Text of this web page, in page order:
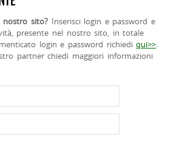
nostro sito? Inserisci login e password e
presente nel nostro sito, in totale
login e password richiediqui>>.
partner chiedi maggiori informazioni